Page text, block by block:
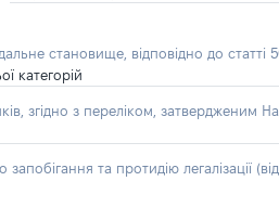
становище, відповідно до статті
категорій
з переліком, затвердженим
та протидію